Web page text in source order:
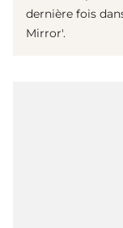
dernière fois
Mirror'.